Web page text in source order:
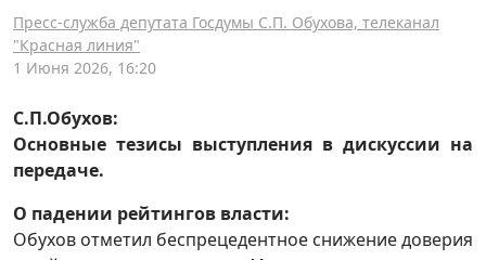
Пресс-служба депутата Госдумы С.П. Обухова, телеканал
"Красная линия"
1 Июня 2026, 16:20
С.П.Обухов:
Основные тезисы выступления в дискуссии на
передаче.
О падении рейтингов власти:
Обухов отметил беспрецедентное снижение доверия